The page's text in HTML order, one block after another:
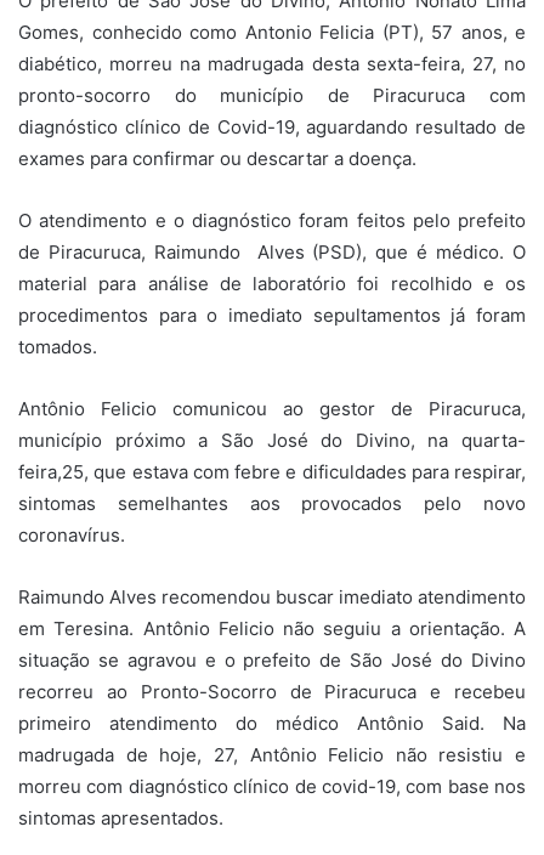
Gomes, conhecido como Antonio Felicia (PT), 57 anos, e
diabético, morreu na madrugada desta sexta-feira, 27, no
pronto-socorro do município de Piracuruca com
diagnóstico clínico de Covid-19, aguardando resultado de
exames para confirmar ou descartar a doença.
O atendimento e o diagnóstico foram feitos pelo prefeito
de Piracuruca, Raimundo Alves (PSD), que é médico. O
material para análise de laboratório foi recolhido e os
procedimentos para o imediato sepultamentos já foram
tomados.
Antônio Felicio comunicou ao gestor de Piracuruca,
município próximo a São José do Divino, na quarta-
feira,25, que estava com febre e dificuldades para respirar,
sintomas semelhantes aos provocados pelo novo
coronavírus.
Raimundo Alves recomendou buscar imediato atendimento
em Teresina. Antônio Felicio não seguiu a orientação. A
situação se agravou e o prefeito de São José do Divino
recorreu ao Pronto-Socorro de Piracuruca e recebeu
primeiro atendimento do médico Antônio Said. Na
madrugada de hoje, 27, Antônio Felicio não resistiu e
morreu com diagnóstico clínico de covid-19, com base nos
sintomas apresentados.